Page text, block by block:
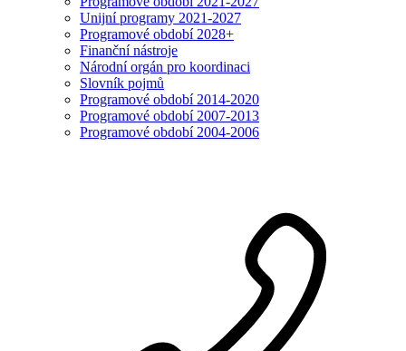
Unijní programy 2021-2027
Programové období 2028+
Finanční nástroje
Národní orgán pro koordinaci
Slovník pojmů
Programové období 2014-2020
Programové období 2007-2013
Programové období 2004-2006